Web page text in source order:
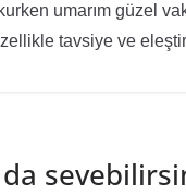
umarım güzel
tavsiye ve
da